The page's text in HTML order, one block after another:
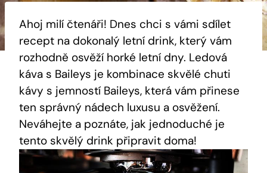
Ahoj milí čtenáři! Dnes chci s vámi sdílet
recept na dokonalý letní drink, který vám
rozhodně osvěží horké letní dny. Ledová
káva s Baileys je kombinace skvělé chuti
kávy s jemností Baileys, která vám přinese
ten správný nádech luxusu a osvěžení.
Neváhejte a poznáte, jak jednoduché je
tento skvělý drink připravit doma!